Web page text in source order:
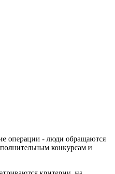
операции - люди обращаются
конкурсам и